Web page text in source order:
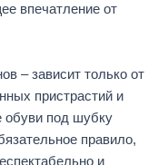
впечатление от
– зависит только от
пристрастий и
обуви под шубку
правило,
и